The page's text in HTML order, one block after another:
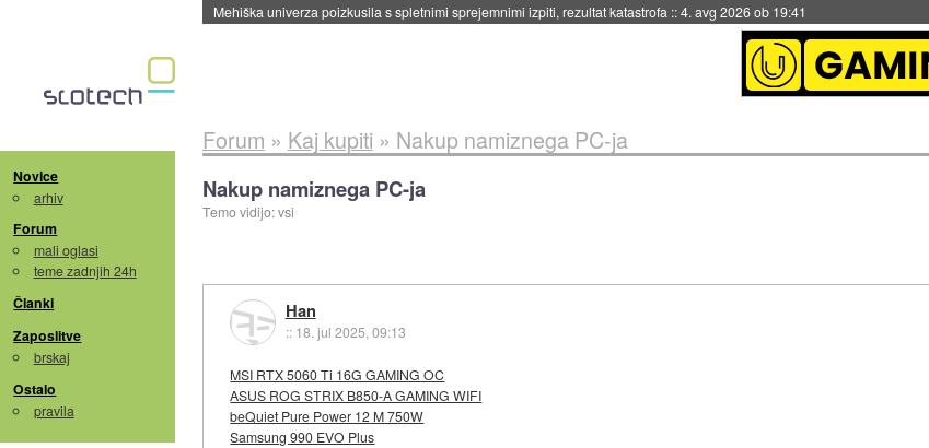
Evropska vesoljska agencija razvija svojo raketo za večkratno uporabo::4. avg 2026 ob 19:41
Novice
arhiv
Forum
mali oglasi
teme zadnjih 24h
Članki
Zaposlitve
brskaj
Ostalo
pravila
Forum » Kaj kupiti » Nakup namiznega PC-ja
Nakup namiznega PC-ja
Temo vidijo: vsi
Han
:: 18. jul 2025, 09:13
MSI RTX 5060 Ti 16G GAMING OC
ASUS ROG STRIX B850-A GAMING WIFI
beQuiet Pure Power 12 M 750W
Samsung 990 EVO Plus